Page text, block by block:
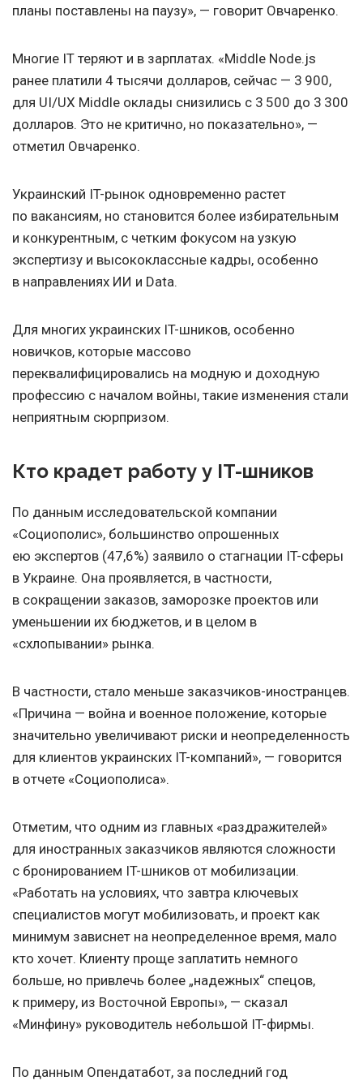
планы поставлены на паузу», — говорит Овчаренко.
Многие IT теряют и в зарплатах. «Middle Node.js
ранее платили 4 тысячи долларов, сейчас — 3 900,
для UI/UX Middle оклады снизились с 3 500 до 3 300
долларов. Это не критично, но показательно», —
отметил Овчаренко.
Украинский IT-рынок одновременно растет
по вакансиям, но становится более избирательным
и конкурентным, с четким фокусом на узкую
экспертизу и высококлассные кадры, особенно
в направлениях ИИ и Data.
Для многих украинских IT-шников, особенно
новичков, которые массово
переквалифицировались на модную и доходную
профессию с началом войны, такие изменения стали
неприятным сюрпризом.
Кто крадет работу у IT-шников
По данным исследовательской компании
«Социополис», большинство опрошенных
ею экспертов (47,6%) заявило о стагнации IT-сферы
в Украине. Она проявляется, в частности,
в сокращении заказов, заморозке проектов или
уменьшении их бюджетов, и в целом в
«схлопывании» рынка.
В частности, стало меньше заказчиков-иностранцев.
«Причина — война и военное положение, которые
значительно увеличивают риски и неопределенность
для клиентов украинских IT-компаний», — говорится
в отчете «Социополиса».
Отметим, что одним из главных «раздражителей»
для иностранных заказчиков являются сложности
с бронированием IT-шников от мобилизации.
«Работать на условиях, что завтра ключевых
специалистов могут мобилизовать, и проект как
минимум зависнет на неопределенное время, мало
кто хочет. Клиенту проще заплатить немного
больше, но привлечь более „надежных“ спецов,
к примеру, из Восточной Европы», — сказал
«Минфину» руководитель небольшой IT-фирмы.
По данным Опендатабот, за последний год